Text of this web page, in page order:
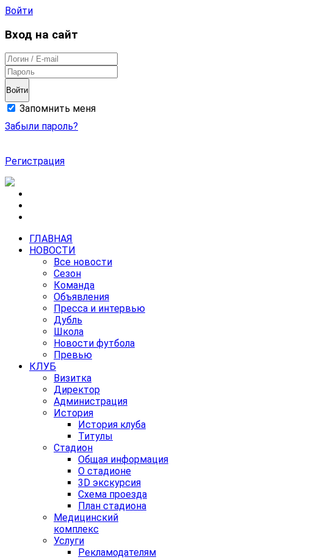
Войти
Вход на сайт
Войти
Запомнить меня
Забыли пароль?
Регистрация
ГЛАВНАЯ
НОВОСТИ
Все новости
Сезон
Команда
Объявления
Пресса и интервью
Дубль
Школа
Новости футбола
Превью
КЛУБ
Визитка
Директор
Администрация
История
История клуба
Титулы
Стадион
Общая информация
О стадионе
3D экскурсия
Схема проезда
План стадиона
Медицинский
комплекс
Услуги
Рекламодателям